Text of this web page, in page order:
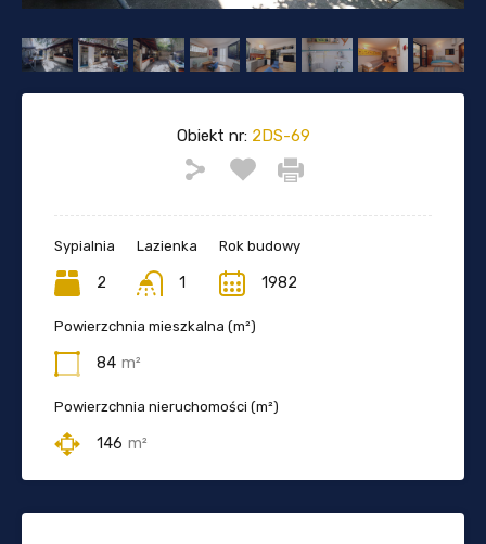
Obiekt nr:2DS-69
Sypialnia
2
Lazienka
1
Rok budowy
1982
Powierzchnia mieszkalna (m²)
84 m²
Powierzchnia nieruchomości (m²)
146 m²